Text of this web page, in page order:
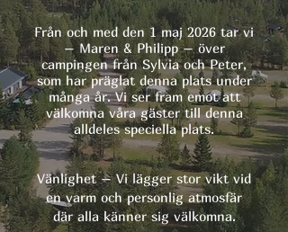
Från och med den 1 maj 2026 tar vi
– Maren & Philipp – över
campingen från Sylvia och Peter,
som har präglat denna plats under
många år. Vi ser fram emot att
välkomna våra gäster till denna
alldeles speciella plats.
Vänlighet – Vi lägger stor vikt vid
en varm och personlig atmosfär
där alla känner sig välkomna.